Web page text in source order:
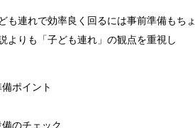
も連れで効率良く回るには事前準備もちょ
よりも「子ども連れ」の観点を重視し
ポイント
のチェック